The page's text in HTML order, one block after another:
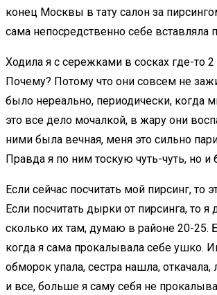
конец Москвы в тату салон за
сама непосредственно себе вставляла
Ходила я с сережками в сосках где-то 2
Почему? Потому что они совсем не
было нереально, периодически, когда
это все дело мочалкой, в жару они
ними была вечная, меня это сильно
Правда я по ним тоскую чуть-чуть, но и
Если сейчас посчитать мой пирсинг, то
Если посчитать дырки от пирсинга, то
сколько их там, думаю в районе 20-25.
когда я сама прокалывала себе ушко.
обморок упала, сестра нашла,
и все, больше я саму себя не